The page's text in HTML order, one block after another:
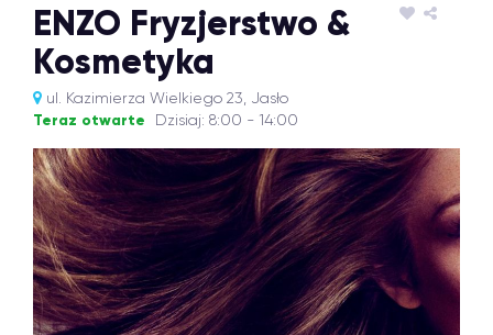
ENZO Fryzjerstwo &
Kosmetyka
ul. Kazimierza Wielkiego 23, Jasło
Teraz otwarte Dzisiaj: 8:00 - 14:00